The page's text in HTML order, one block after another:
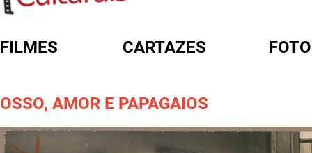
FILMES CARTAZES
OSSO, AMOR E PAPAGAIOS